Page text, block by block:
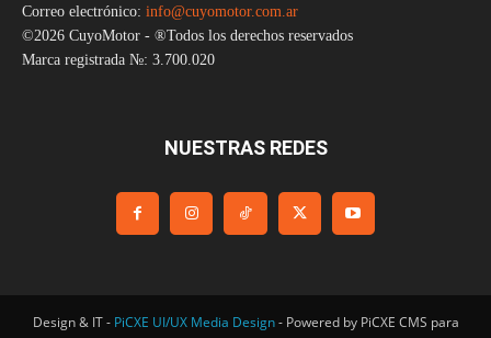
Correo electrónico: info@cuyomotor.com.ar
©2026 CuyoMotor - ®Todos los derechos reservados
Marca registrada №: 3.700.020
NUESTRAS REDES
Design & IT - PiCXE UI/UX Media Design- Powered by PiCXE CMS para